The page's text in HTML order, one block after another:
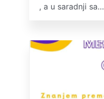
, a u saradnji sa…